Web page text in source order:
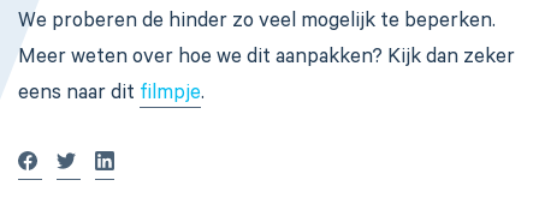
We proberen de hinder zo veel mogelijk te beperken.
Meer weten over hoe we dit aanpakken? Kijk dan zeker
eens naar dit filmpje.